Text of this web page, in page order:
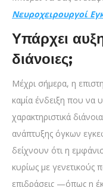
Νευροχειρουργοί
Υπάρχει
διάνοιες;
Μέχρι σήμερα, η
καμία ένδειξη που να
χαρακτηριστικά
ανάπτυξης όγκων
δείχνουν ότι η
κυρίως με γενετικούς
επιδράσεις —όπως η